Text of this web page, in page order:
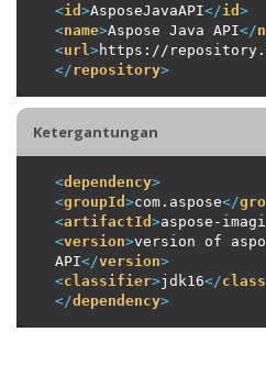
<id >AsposeJavaAPI</id >
<name>Aspose Java API</
<url >https://
</repository>
Ketergantungan
<dependency>
<groupId >com.aspose</
<artifactId >aspose-
<version>version of
API</version>
<classifier>jdk16</
</dependency>